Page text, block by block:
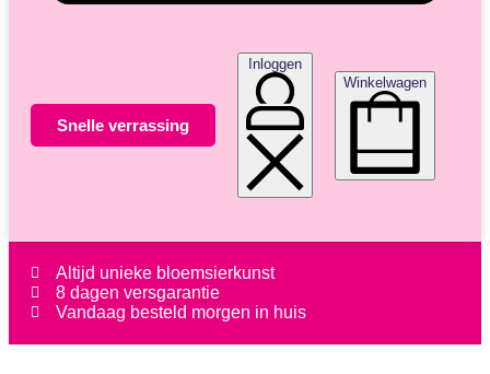
Snelle verrassing
Inloggen
Winkelwagen
Altijd unieke bloemsierkunst
8 dagen versgarantie
Vandaag besteld morgen in huis